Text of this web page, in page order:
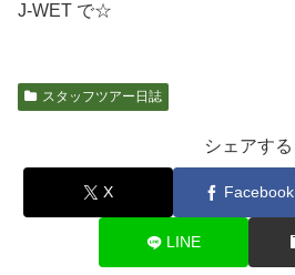
J-WET で☆
スタッフツアー日誌
シェアする
X Facebook
LINE